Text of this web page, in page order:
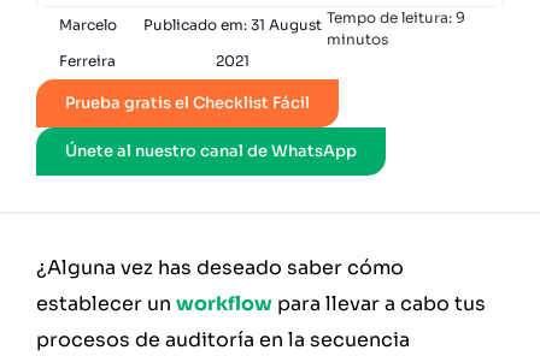
Marcelo
Ferreira
Publicado em: 31 August
2021
Tempo de leitura: 9
minutos
Prueba gratis el Checklist Fácil
Únete al nuestro canal de WhatsApp
¿Alguna vez has deseado saber cómo
establecer un workflow para llevar a cabo tus
procesos de auditoría en la secuencia